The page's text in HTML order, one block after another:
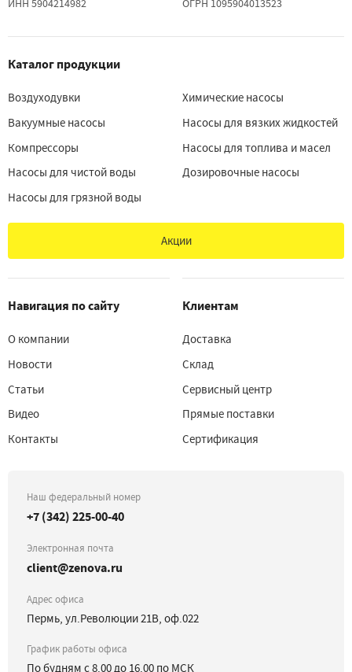
ИНН 5904214982
ОГРН 1095904013523
Каталог продукции
Воздуходувки
Вакуумные насосы
Компрессоры
Насосы для чистой воды
Насосы для грязной воды
Химические насосы
Насосы для вязких жидкостей
Насосы для топлива и масел
Дозировочные насосы
Акции
Навигация по сайту
О компании
Новости
Статьи
Видео
Контакты
Клиентам
Доставка
Склад
Сервисный центр
Прямые поставки
Сертификация
Наш федеральный номер
+7 (342) 225-00-40
Электронная почта
client@zenova.ru
Адрес офиса
Пермь, ул.Революции 21В, оф.022
График работы офиса
По будням с 8.00 до 16.00 по МСК